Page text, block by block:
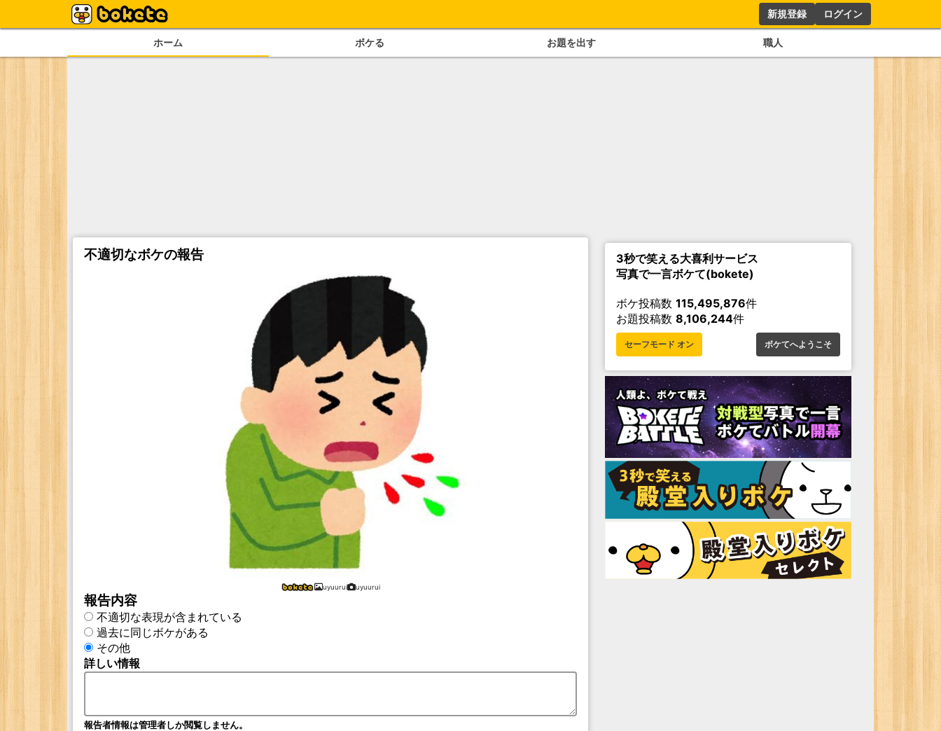
新規登録 ログイン
ホーム ボケる お題を出す 職人
不適切なボケの報告
uyuurui uyuurui
報告内容
不適切な表現が含まれている
過去に同じボケがある
その他
詳しい情報
報告者情報は管理者しか閲覧しません。
3秒で笑える大喜利サービス
写真で一言ボケて(bokete)
ボケ投稿数 115,495,876件
お題投稿数 8,106,244件
セーフモード オン ボケてへようこそ